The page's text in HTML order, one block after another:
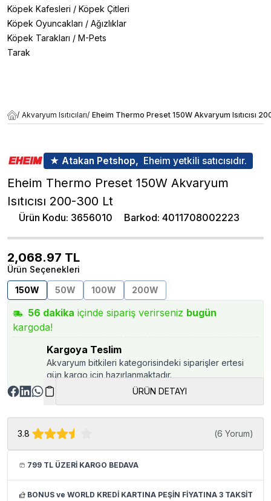
Köpek Kafesleri / Köpek Çitleri
Köpek Oyuncakları / Ağızlıklar
Köpek Tarakları / M-Pets
Tarak
/ Akvaryum Isıtıcıları/ Eheim Thermo Preset 150W Akvaryum Isıtıcısı
★ Atakan Petshop, Eheim yetkili satıcısıdır.
Eheim Thermo Preset 150W Akvaryum
Isıtıcısı 200-300 Lt
Ürün Kodu: 3656010 Barkod: 4011708002223
2,068.97 TL
Ürün Seçenekleri
150W
50W 100W 200W
56 dakika içinde sipariş verirseniz bugün
kargoda!
Kargoya Teslim
Akvaryum bitkileri kategorisindeki siparişler ertesi
gün kargo için hazırlanmaktadır.
ÜRÜN DETAYI
3.8 (6 Yorum)
799 TL ÜZERİ KARGO BEDAVA
BONUS ve WORLD KREDİ KARTINA PEŞİN FİYATINA 3 TAKSİT